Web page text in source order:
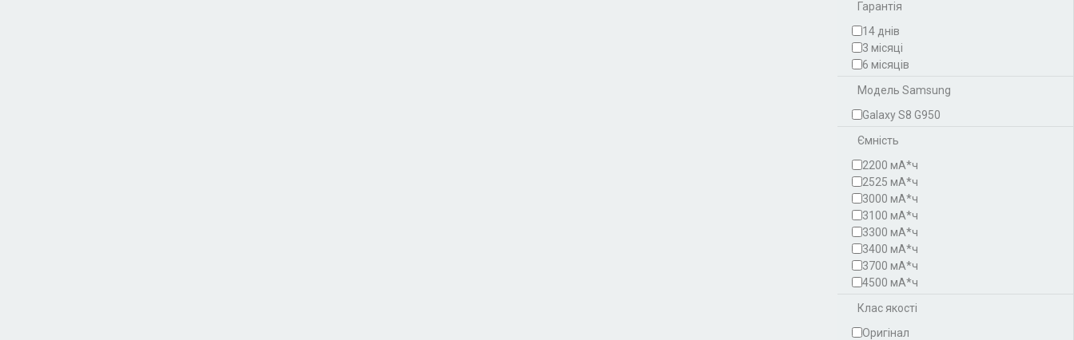
Гарантія
14 днів
3 місяці
6 місяців
Модель Samsung
Galaxy S8 G950
Ємність
2200 мА*ч
2525 мА*ч
3000 мА*ч
3100 мА*ч
3300 мА*ч
3400 мА*ч
3700 мА*ч
4500 мА*ч
Клас якості
Оригінал